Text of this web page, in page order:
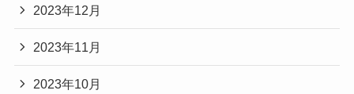
2023年12月
2023年11月
2023年10月